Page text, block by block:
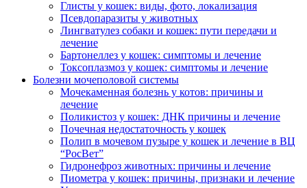
Глисты у кошек: виды, фото, локализация
Псевдопаразиты у животных
Лингватулез собаки и кошек: пути передачи и
лечение
Бартонеллез у кошек: симптомы и лечение
Токсоплазмоз у кошек: симптомы и лечение
Болезни мочеполовой системы
Мочекаменная болезнь у котов: причины и
лечение
Поликистоз у кошек: ДНК причины и лечение
Почечная недостаточность у кошек
Полип в мочевом пузыре у кошек и лечение в ВЦ
“РосВет”
Гидронефроз животных: причины и лечение
Пиометра у кошек: причины, признаки и лечение